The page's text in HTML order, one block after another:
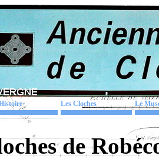
Les Cloches Le
de